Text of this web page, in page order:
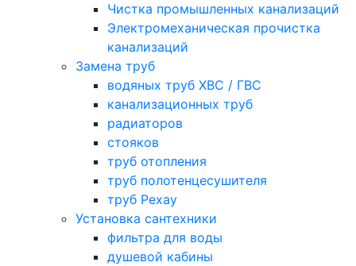
Чистка промышленных канализаций
Электромеханическая прочистка
канализаций
Замена труб
водяных труб ХВС / ГВС
канализационных труб
радиаторов
стояков
труб отопления
труб полотенцесушителя
труб Рехау
Установка сантехники
фильтра для воды
душевой кабины